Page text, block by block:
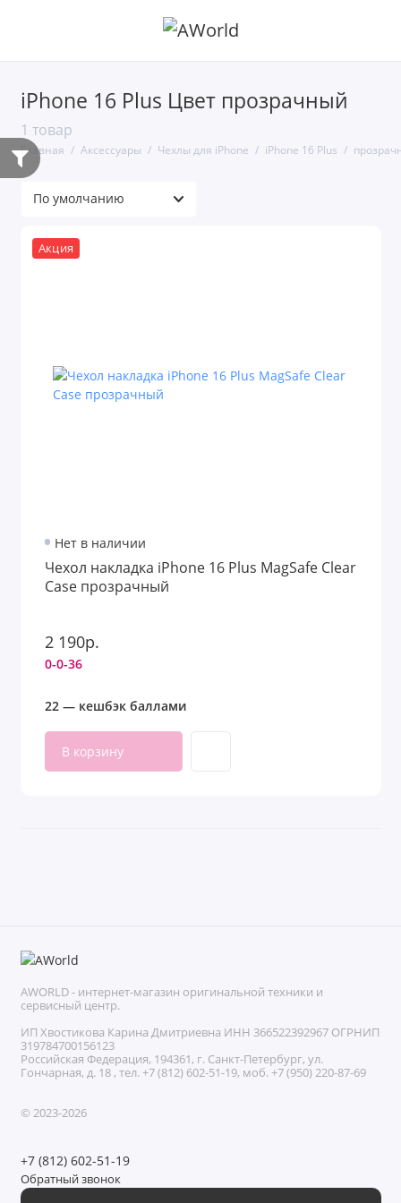
iPhone 16 Plus Цвет прозрачный
1 товар
Главная Аксессуары Чехлы для iPhone iPhone 16 Plus
Акция
Нет в наличии
Чехол накладка iPhone 16 Plus MagSafe Clear
Case прозрачный
2 190р.
0-0-36
22 — кешбэк баллами
В корзину
AWORLD - интернет-магазин оригинальной техники и
сервисный центр.
ИП Хвостикова Карина Дмитриевна ИНН 366522392967 ОГРНИП
319784700156123
Российская Федерация, 194361, г. Санкт-Петербург, ул.
Гончарная, д. 18 , тел. +7 (812) 602-51-19, моб. +7 (950) 220-87-69
© 2023-2026
+7 (812) 602-51-19
Обратный звонок